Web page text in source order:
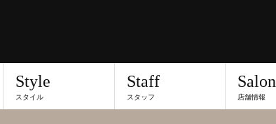
Style
スタイル
Staff
スタッフ
Salon
店舗情報